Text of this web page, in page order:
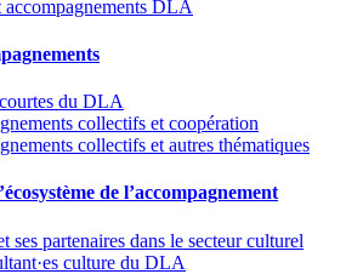
accompagnements DLA
du DLA
collectifs et coopération
collectifs et autres thématiques
de l’accompagnement
ses partenaires dans le secteur culturel
culture du DLA